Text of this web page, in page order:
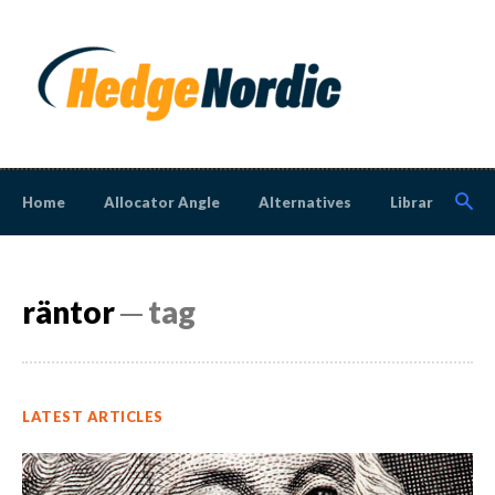
Home Allocator Angle Alternatives Library
räntor─ tag
LATEST ARTICLES